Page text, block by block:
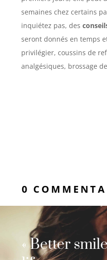
semaines chez certains
inquiétez pas, des
seront donnés en temps
privilégier, coussins de
analgésiques, brossage
0
« Better